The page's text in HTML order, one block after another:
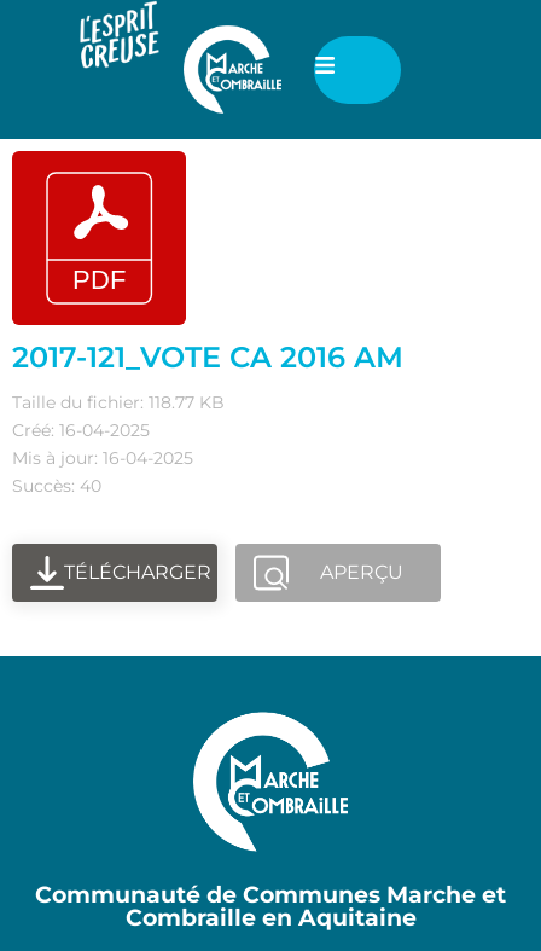
2017-121_VOTE CA 2016 AM
Taille du fichier: 118.77 KB
Créé: 16-04-2025
Mis à jour: 16-04-2025
Succès: 40
TÉLÉCHARGER APERÇU
Communauté de Communes Marche et
Combraille en Aquitaine